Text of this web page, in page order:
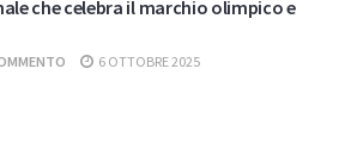
che celebra il marchio olimpico e
6 OTTOBRE 2025